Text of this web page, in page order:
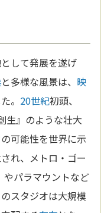
して発展を遂げ
と多様な風景は、 映
。 20世紀初頭、
生』のような壮大
の可能性を世界に示
れ、メトロ・ゴー
やパラマウントなど
スタジオは大規模